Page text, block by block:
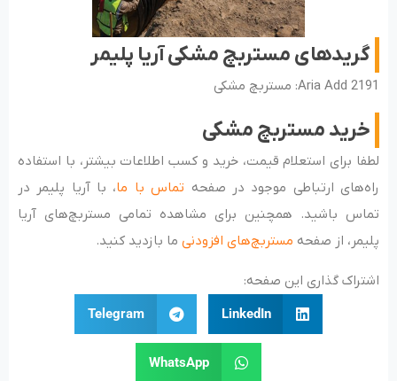
گریدهای مستربچ مشکی آریا پلیمر
Aria Add 2191: مستربچ مشکی
خرید مستربچ مشکی
لطفا برای استعلام قیمت، خرید و کسب اطلاعات بیشتر، با استفاده
راه‌های ارتباطی موجود در صفحه تماس با ما، با آریا پلیمر در
تماس باشید. همچنین برای مشاهده تمامی مستربچ‌های آریا
پلیمر، از صفحه مستربچ‌های افزودنی ما بازدید کنید.
اشتراک گذاری این صفحه:
LinkedIn
Telegram
WhatsApp